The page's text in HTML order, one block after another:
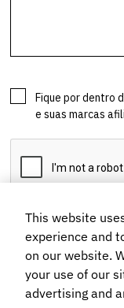
This website
experience and
on our website.
your use of our
advertising and